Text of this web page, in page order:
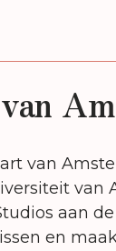
van
van
aan
en